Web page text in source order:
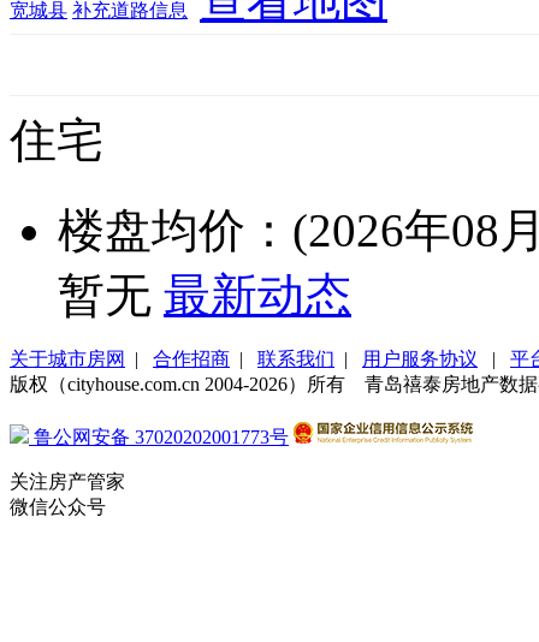
宽城县 补充道路信息
住宅
楼盘均价：(2026年08
暂无 最新动态
关于城市房网 | 合作招商 | 联系我们 | 用户服务协议 | 平
版权（cityhouse.com.cn 2004-2026）所有 青岛禧泰房地产
鲁公网安备 37020202001773号
关注房产管家
微信公众号